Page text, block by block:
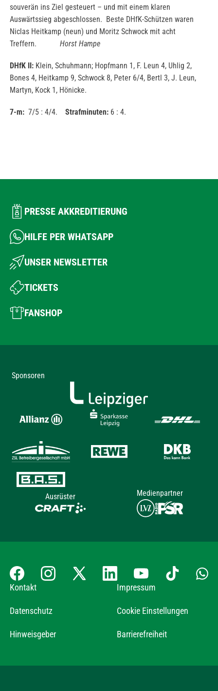
souverän ins Ziel gesteuert – und mit einem klaren
Auswärtssieg abgeschlossen. Beste DHfK-Schützen waren
Niclas Heitkamp (neun) und Moritz Schwock mit acht
Treffern.
Horst Hampe
DHfK II: Klein, Schuhmann; Hopfmann 1, F. Leun 4, Uhlig 2,
Bones 4, Heitkamp 9, Schwock 8, Peter 6/4, Bertl 3, J. Leun,
Martyn, Kock 1, Hönicke.
7-m: 7/5 : 4/4. Strafminuten: 6 : 4.
PRESSE AKKREDITIERUNG
HILFE PER WHATSAPP
UNSER NEWSLETTER
TICKETS
FANSHOP
Sponsoren
Ausrüster Medienpartner
Kontakt Impressum
Datenschutz Cookie Einstellungen
Hinweisgeber Barrierefreiheit